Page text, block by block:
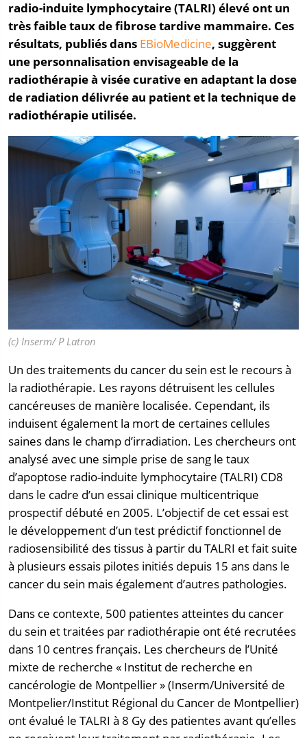
radio-induite lymphocytaire (TALRI) élevé ont un
très faible taux de fibrose tardive mammaire. Ces
résultats, publiés dans EBioMedicine, suggèrent
une personnalisation envisageable de la
radiothérapie à visée curative en adaptant la dose
de radiation délivrée au patient et la technique de
radiothérapie utilisée.
(c) Inserm/ P Latron
Un des traitements du cancer du sein est le recours à
la radiothérapie. Les rayons détruisent les cellules
cancéreuses de manière localisée. Cependant, ils
induisent également la mort de certaines cellules
saines dans le champ d’irradiation. Les chercheurs ont
analysé avec une simple prise de sang le taux
d’apoptose radio-induite lymphocytaire (TALRI) CD8
dans le cadre d’un essai clinique multicentrique
prospectif débuté en 2005. L’objectif de cet essai est
le développement d’un test prédictif fonctionnel de
radiosensibilité des tissus à partir du TALRI et fait suite
à plusieurs essais pilotes initiés depuis 15 ans dans le
cancer du sein mais également d’autres pathologies.
Dans ce contexte, 500 patientes atteintes du cancer
du sein et traitées par radiothérapie ont été recrutées
dans 10 centres français. Les chercheurs de l’Unité
mixte de recherche « Institut de recherche en
cancérologie de Montpellier » (Inserm/Université de
Montpelier/Institut Régional du Cancer de Montpellier)
ont évalué le TALRI à 8 Gy des patientes avant qu’elles